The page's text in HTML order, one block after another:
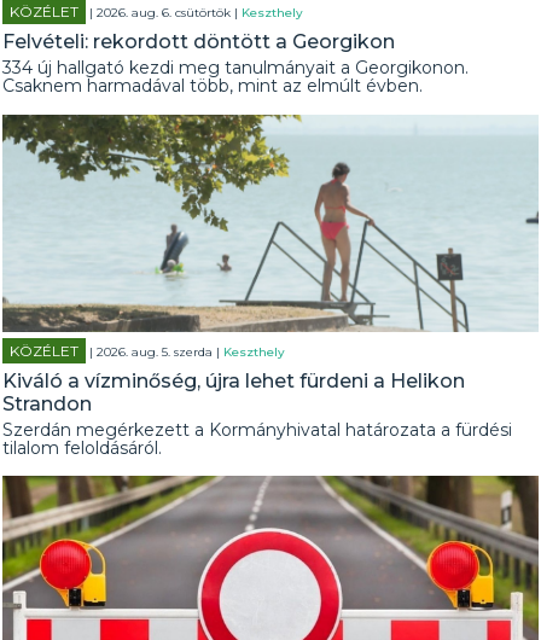
KÖZÉLET | 2026. aug. 6. csütörtök | Keszthely
Felvételi: rekordott döntött a Georgikon
334 új hallgató kezdi meg tanulmányait a Georgikonon.
Csaknem harmadával több, mint az elmúlt évben.
KÖZÉLET | 2026. aug. 5. szerda | Keszthely
Kiváló a vízminőség, újra lehet fürdeni a Helikon
Strandon
Szerdán megérkezett a Kormányhivatal határozata a fürdési
tilalom feloldásáról.